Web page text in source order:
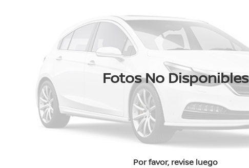
Fotos No Disponibles
Por favor, revise luego